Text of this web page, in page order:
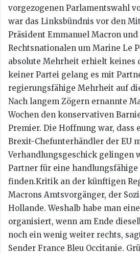
vorgezogenen Parlamentswahl
war das Linksbündnis vor den
Präsident Emmanuel Macron und
Rechtsnationalen um Marine Le
absolute Mehrheit erhielt keines
keiner Partei gelang es mit
regierungsfähige Mehrheit auf
Nach langem Zögern ernannte
Wochen den konservativen
Premier. Die Hoffnung war, dass
Brexit-Chefunterhändler der EU
Verhandlungsgeschick gelingen
Partner für eine handlungsfähige
finden.Kritik an der künftigen
Macrons Amtsvorgänger, der
Hollande. Weshalb habe man
organisiert, wenn am Ende
noch ein wenig weiter rechts,
Sender France Bleu Occitanie.